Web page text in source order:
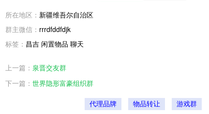
所在地区： 新疆维吾尔自治区
群主微信： rrrdfddfdjk
标签： 昌吉 闲置物品 聊天
上一篇： 泉晋交友群
下一篇： 世界隐形富豪组织群
代理品牌 物品转让 游戏群